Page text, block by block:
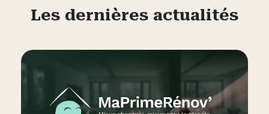
Les dernières actualités